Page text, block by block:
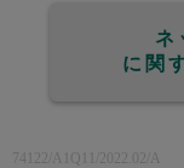
ネ
に関
74122/A1Q11/2022.02/A